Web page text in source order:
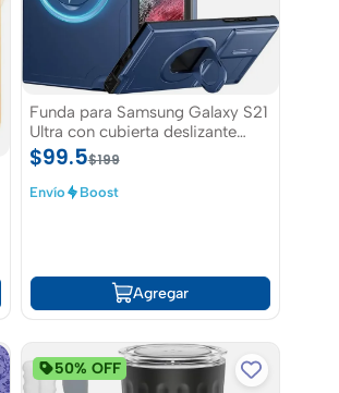
Funda para Samsung Galaxy S21
Ultra con cubierta deslizante
para lente de cámara
$99.5$199
Envío Boost
Agregar
50% OFF